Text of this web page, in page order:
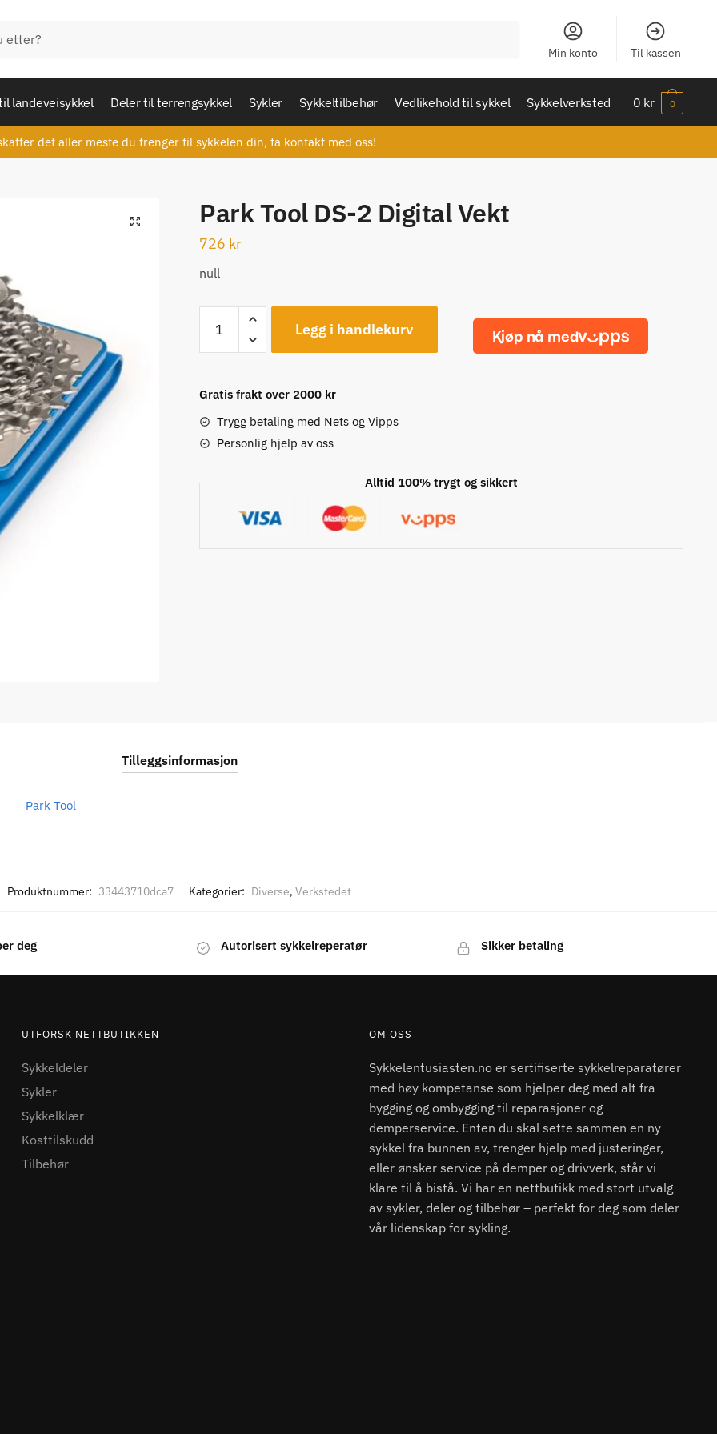
Min konto Til kassen
landeveisykkel Deler til terrengsykkel Sykler Sykkeltilbehør Vedlikehold til sykkel Sykkelverksted 0 kr 0
det aller meste du trenger til sykkelen din, ta kontakt med oss!
🔍 Park Tool DS-2 Digital Vekt
726 kr
null
Tool
DS-
Digital
Vekt
antall
Legg i handlekurv
Gratis frakt over 2000 kr
Trygg betaling med Nets og Vipps
Personlig hjelp av oss
Alltid 100% trygt og sikkert
Tilleggsinformasjon
Park Tool
Produktnummer: 33443710dca7 Kategorier: Diverse, Verkstedet
deg Autorisert sykkelreperatør Sikker betaling
UTFORSK NETTBUTIKKEN
Sykkeldeler
Sykler
Sykkelklær
Kosttilskudd
Tilbehør
OM OSS
Sykkelentusiasten.no er sertifiserte sykkelreparatører
med høy kompetanse som hjelper deg med alt fra
bygging og ombygging til reparasjoner og
demperservice. Enten du skal sette sammen en ny
sykkel fra bunnen av, trenger hjelp med justeringer,
eller ønsker service på demper og drivverk, står vi
klare til å bistå. Vi har en nettbutikk med stort utvalg
av sykler, deler og tilbehør – perfekt for deg som deler
vår lidenskap for sykling.